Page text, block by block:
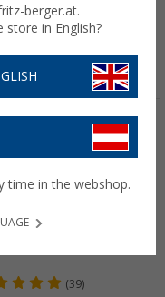
. Sichere deine
über unsere Kategorie
(39)
berger.at.
in English?
time in the webshop.